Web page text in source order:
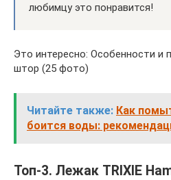
любимцу это понравится!
Это интересно: Особенности и
штор (25 фото)
Читайте также: Как
боится воды:
Топ-3. Лежак TRIXIE